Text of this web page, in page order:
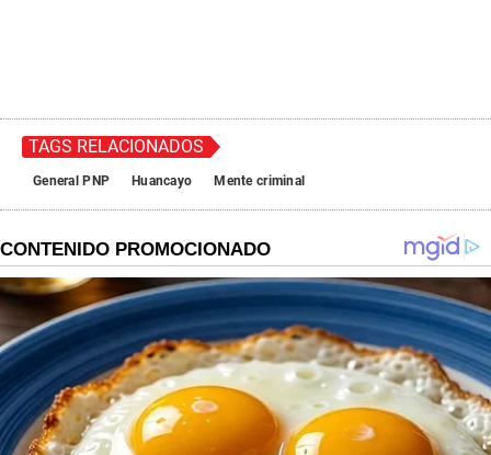
TAGS RELACIONADOS
General PNP Huancayo Mente criminal